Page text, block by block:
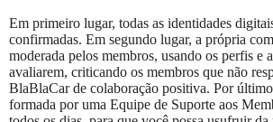
Em primeiro lugar, todas as identidades
confirmadas. Em segundo lugar, a própria
moderada pelos membros, usando os perfis e
avaliarem, criticando os membros que não
BlaBlaCar de colaboração positiva. Por
formada por uma Equipe de Suporte aos